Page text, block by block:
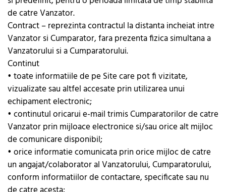
de catre Vanzator.
Contract – reprezinta contractul la distanta incheiat intre
Vanzator si Cumparator, fara prezenta fizica simultana a
Vanzatorului si a Cumparatorului.
Continut
• toate informatiile de pe Site care pot fi vizitate,
vizualizate sau altfel accesate prin utilizarea unui
echipament electronic;
• continutul oricarui e-mail trimis Cumparatorilor de catre
Vanzator prin mijloace electronice si/sau orice alt mijloc
de comunicare disponibil;
• orice informatie comunicata prin orice mijloc de catre
un angajat/colaborator al Vanzatorului, Cumparatorului,
conform informatiilor de contactare, specificate sau nu